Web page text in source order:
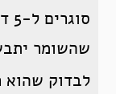
שהשומר
לבדוק שהוא